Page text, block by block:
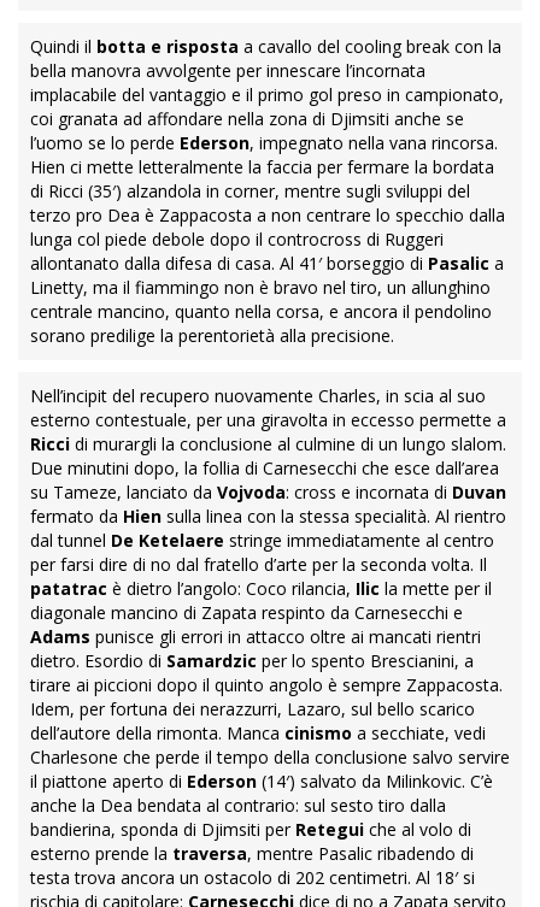
Quindi il botta e risposta a cavallo del cooling break con la
bella manovra avvolgente per innescare l’incornata
implacabile del vantaggio e il primo gol preso in campionato,
coi granata ad affondare nella zona di Djimsiti anche se
l’uomo se lo perde Ederson, impegnato nella vana rincorsa.
Hien ci mette letteralmente la faccia per fermare la bordata
di Ricci (35′) alzandola in corner, mentre sugli sviluppi del
terzo pro Dea è Zappacosta a non centrare lo specchio dalla
lunga col piede debole dopo il controcross di Ruggeri
allontanato dalla difesa di casa. Al 41′ borseggio di Pasalic a
Linetty, ma il fiammingo non è bravo nel tiro, un allunghino
centrale mancino, quanto nella corsa, e ancora il pendolino
sorano predilige la perentorietà alla precisione.
Nell’incipit del recupero nuovamente Charles, in scia al suo
esterno contestuale, per una giravolta in eccesso permette a
Ricci di murargli la conclusione al culmine di un lungo slalom.
Due minutini dopo, la follia di Carnesecchi che esce dall’area
su Tameze, lanciato da Vojvoda: cross e incornata di Duvan
fermato da Hien sulla linea con la stessa specialità. Al rientro
dal tunnel De Ketelaere stringe immediatamente al centro
per farsi dire di no dal fratello d’arte per la seconda volta. Il
patatrac è dietro l’angolo: Coco rilancia, Ilic la mette per il
diagonale mancino di Zapata respinto da Carnesecchi e
Adams punisce gli errori in attacco oltre ai mancati rientri
dietro. Esordio di Samardzic per lo spento Brescianini, a
tirare ai piccioni dopo il quinto angolo è sempre Zappacosta.
Idem, per fortuna dei nerazzurri, Lazaro, sul bello scarico
dell’autore della rimonta. Manca cinismo a secchiate, vedi
Charlesone che perde il tempo della conclusione salvo servire
il piattone aperto di Ederson (14′) salvato da Milinkovic. C’è
anche la Dea bendata al contrario: sul sesto tiro dalla
bandierina, sponda di Djimsiti per Retegui che al volo di
esterno prende la traversa, mentre Pasalic ribadendo di
testa trova ancora un ostacolo di 202 centimetri. Al 18′ si
rischia di capitolare: Carnesecchi dice di no a Zapata servito